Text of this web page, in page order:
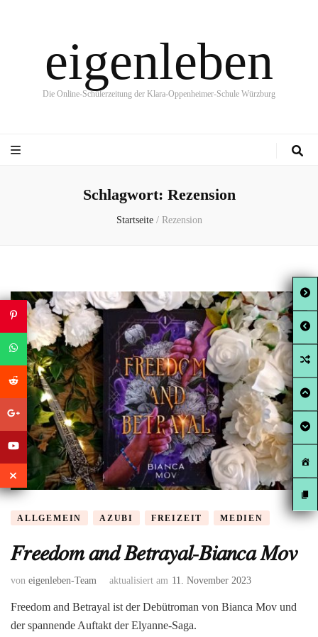
eigenleben
Die Online-Schülerzeitung der Klara-Oppenheimer-Schule Würzburg
Schlagwort: Rezension
Startseite / Rezension
ALLGEMEIN AZUBI FREIZEIT MEDIEN
𝐹𝑟𝑒𝑒𝑑𝑜𝑚 𝑎𝑛𝑑 𝐵𝑒𝑡𝑟𝑎𝑦𝑎𝑙-𝐵𝑖𝑎𝑛𝑐𝑎 𝑀𝑜𝑣
von eigenleben-Team aktualisiert am 11. November 2023
Freedom and Betrayal ist der Debütroman von Bianca Mov und
der spannende Auftakt der Elyanne-Saga.